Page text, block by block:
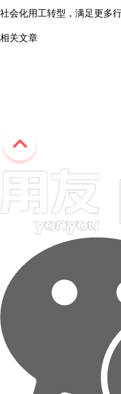
社会化用工转型，满足更多
相关文章